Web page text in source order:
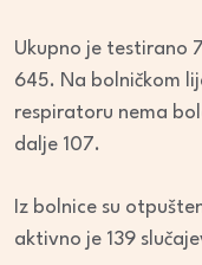
Ukupno je testirano
645. Na bolničkom
respiratoru nema
dalje 107.
Iz bolnice su
aktivno je 139